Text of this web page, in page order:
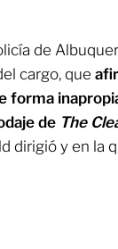
de
cargo, que
forma
de The
dirigió y en la